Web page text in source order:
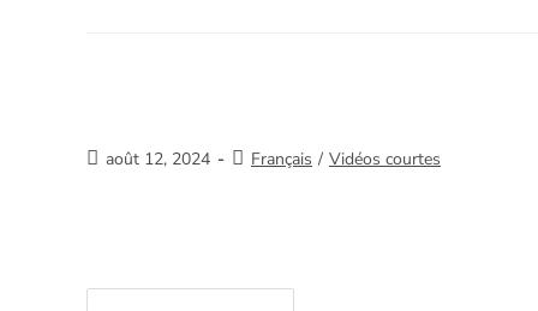
août 12, 2024 Français / Vidéos courtes